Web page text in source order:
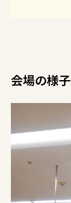
会場の様子